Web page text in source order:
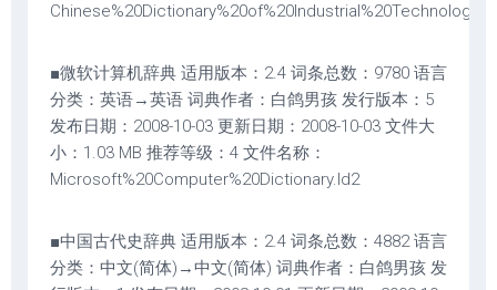
■微软计算机辞典 适用版本：2.4 词条总数：9780 语言
分类：英语→英语 词典作者：白鸽男孩 发行版本：5
发布日期：2008-10-03 更新日期：2008-10-03 文件大
小：1.03 MB 推荐等级：4 文件名称：
Microsoft%20Computer%20Dictionary.ld2
■中国古代史辞典 适用版本：2.4 词条总数：4882 语言
分类：中文(简体)→中文(简体) 词典作者：白鸽男孩 发